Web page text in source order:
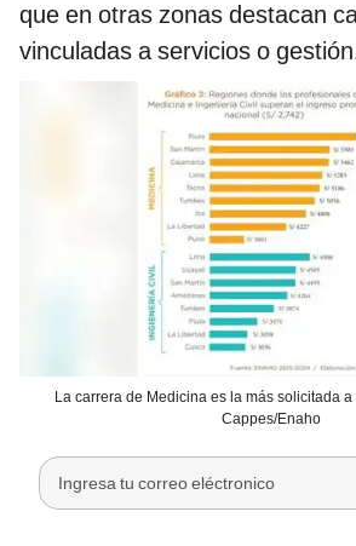
que en otras zonas destacan
vinculadas a servicios o
La carrera de Medicina es la más solicitada
Cappes/Enaho